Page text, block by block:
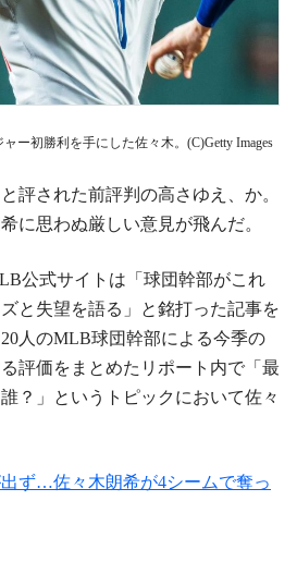
ー初勝利を手にした佐々木。(C)Getty Images
評された前評判の高さゆえ、か。
に思わぬ厳しい意見が飛んだ。
公式サイトは「球団幹部がこれ
と失望を語る」と銘打った記事を
人のMLB球団幹部による今季の
評価をまとめたリポート内で「最
？」というトピックにおいて佐々
出ず…佐々木朗希が4シームで奪っ